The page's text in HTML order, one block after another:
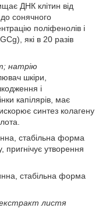
ДНК клітин від
до сонячного
поліфенолів і
які в 20 разів
натрію
шкіри,
і
капілярів, має
синтез колагену
стабільна форма
пригнічує утворення
стабільна форма
листя